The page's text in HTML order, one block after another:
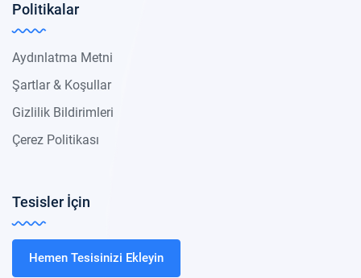
Politikalar
Aydınlatma Metni
Şartlar & Koşullar
Gizlilik Bildirimleri
Çerez Politikası
Tesisler İçin
Hemen Tesisinizi Ekleyin